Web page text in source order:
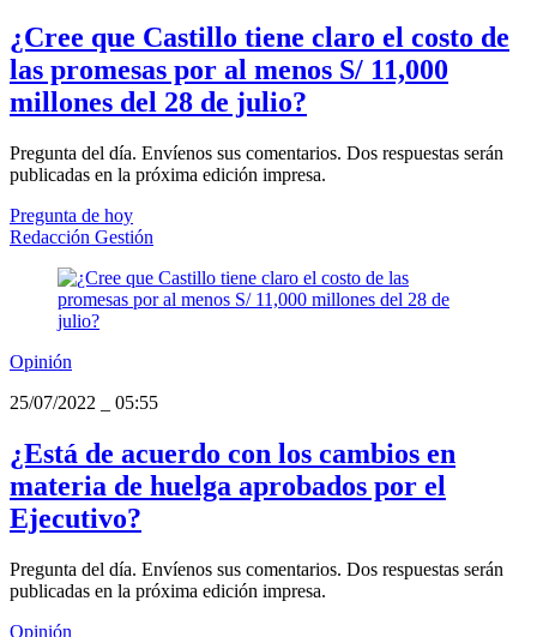
¿Cree que Castillo tiene claro el costo de
las promesas por al menos S/ 11,000
millones del 28 de julio?
Pregunta del día. Envíenos sus comentarios. Dos respuestas serán
publicadas en la próxima edición impresa.
Pregunta de hoy
Redacción Gestión
Opinión
25/07/2022
05:55
¿Está de acuerdo con los cambios en
materia de huelga aprobados por el
Ejecutivo?
Pregunta del día. Envíenos sus comentarios. Dos respuestas serán
publicadas en la próxima edición impresa.
Opinión